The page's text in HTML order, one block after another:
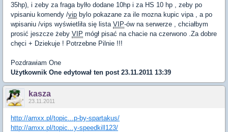
35hp), i zeby za fraga bylło dodane 10hp i za HS 10 hp , zeby po
vpisaniu komendy /vip bylo pokazane za ile mozna kupic vipa , a po
wpisaniu /vips wyświetliła się lista VIP-ów na serwerze , chciałbym
prosić jeszcze żeby VIP mógł pisać na chacie na czerwono .Za dobre
chęci + Dziekuje ! Potrzebne Pilnie !!!
Pozdrawiam One
Użytkownik One edytował ten post 23.11.2011 13:39
kasza
23.11.2011
http://amxx.pl/topic...p-by-spartakus/
http://amxx.pl/topic...y-speedkill123/